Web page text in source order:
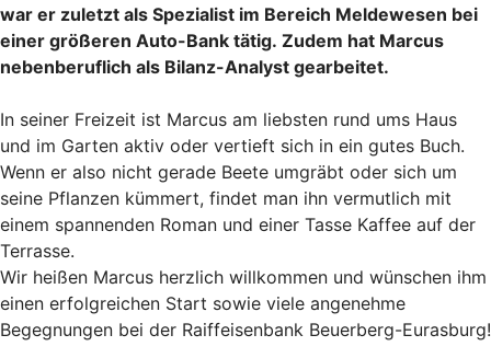
war er zuletzt als Spezialist im Bereich Meldewesen bei
einer größeren Auto-Bank tätig. Zudem hat Marcus
nebenberuflich als Bilanz-Analyst gearbeitet.
In seiner Freizeit ist Marcus am liebsten rund ums Haus
und im Garten aktiv oder vertieft sich in ein gutes Buch.
Wenn er also nicht gerade Beete umgräbt oder sich um
seine Pflanzen kümmert, findet man ihn vermutlich mit
einem spannenden Roman und einer Tasse Kaffee auf der
Terrasse.
Wir heißen Marcus herzlich willkommen und wünschen ihm
einen erfolgreichen Start sowie viele angenehme
Begegnungen bei der Raiffeisenbank Beuerberg-Eurasburg!